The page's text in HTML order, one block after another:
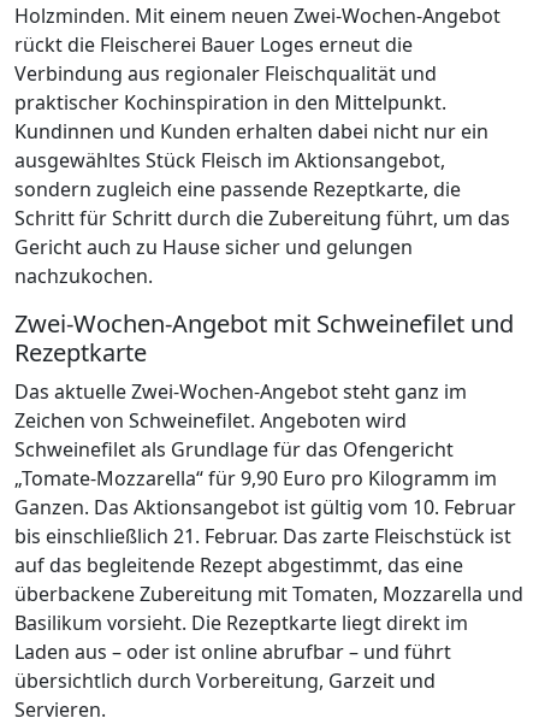
Holzminden. Mit einem neuen Zwei-Wochen-Angebot
rückt die Fleischerei Bauer Loges erneut die
Verbindung aus regionaler Fleischqualität und
praktischer Kochinspiration in den Mittelpunkt.
Kundinnen und Kunden erhalten dabei nicht nur ein
ausgewähltes Stück Fleisch im Aktionsangebot,
sondern zugleich eine passende Rezeptkarte, die
Schritt für Schritt durch die Zubereitung führt, um das
Gericht auch zu Hause sicher und gelungen
nachzukochen.
Zwei-Wochen-Angebot mit Schweinefilet und
Rezeptkarte
Das aktuelle Zwei-Wochen-Angebot steht ganz im
Zeichen von Schweinefilet. Angeboten wird
Schweinefilet als Grundlage für das Ofengericht
„Tomate-Mozzarella“ für 9,90 Euro pro Kilogramm im
Ganzen. Das Aktionsangebot ist gültig vom 10. Februar
bis einschließlich 21. Februar. Das zarte Fleischstück ist
auf das begleitende Rezept abgestimmt, das eine
überbackene Zubereitung mit Tomaten, Mozzarella und
Basilikum vorsieht. Die Rezeptkarte liegt direkt im
Laden aus – oder ist online abrufbar – und führt
übersichtlich durch Vorbereitung, Garzeit und
Servieren.